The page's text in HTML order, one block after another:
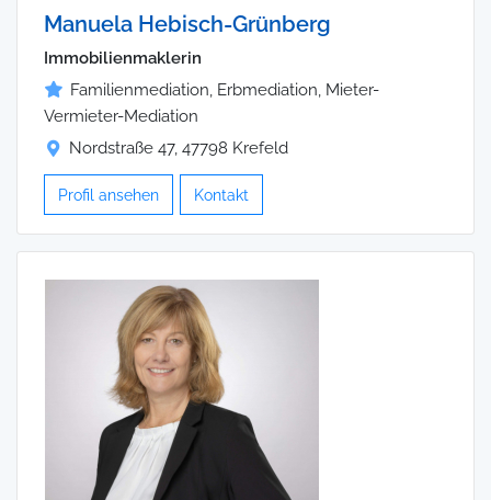
Manuela Hebisch-Grünberg
Immobilienmaklerin
Familienmediation, Erbmediation, Mieter-
Vermieter-Mediation
Nordstraße 47, 47798 Krefeld
Profil ansehen Kontakt